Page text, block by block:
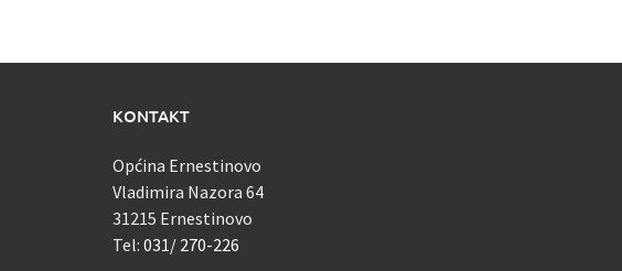
KONTAKT
Općina Ernestinovo
Vladimira Nazora 64
31215 Ernestinovo
Tel: 031/ 270-226